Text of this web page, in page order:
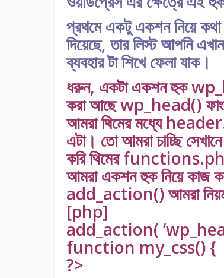
প্রথমে একটু একশন নিয়ে
দিয়েছে, তার লিস্ট আপনি
ব্যবহার টা শিখে ফেলা যাক।
ধরুন, একটা একশন হুক
করা আছে wp_head()
আমরা থিমের মধ্যে
এটা। তো আমরা চাচ্ছি
করি থিমের functions.php
আমরা একশন হুক নিয়ে কাজ
add_action() আমরা
[php]
add_action(
function my_css() {
?>